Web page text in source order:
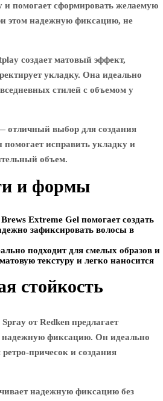
и помогает сформировать желаемую
этом надежную фиксацию, не
создает матовый эффект,
укладку. Она идеально
стилей с объемом у
отличный выбор для создания
помогает исправить укладку и
объем.
и формы
Extreme Gel помогает создать
зафиксировать волосы в
подходит для смелых образов и
текстуру и легко наносится
стойкость
от Redken предлагает
надежную фиксацию. Он идеально
причесок и создания
надежную фиксацию без